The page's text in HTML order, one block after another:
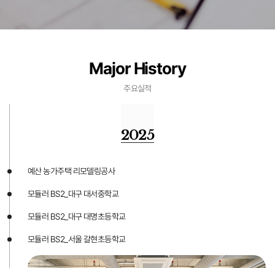
Major History
주요실적
2025
예산 농가주택 리모델링공사
모듈러 BS2_대구 대서중학교
모듈러 BS2_대구 대명초등학교
모듈러 BS2_서울 갈현초등학교